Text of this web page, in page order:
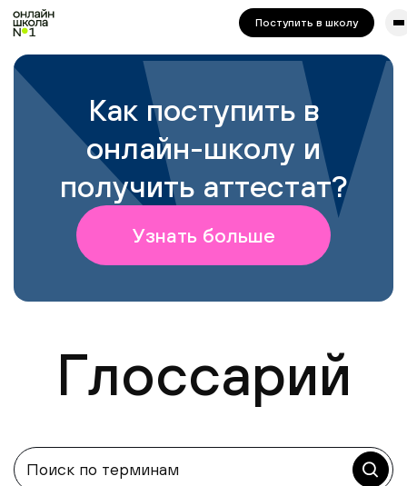
Для корректной работы попробуйте отключить VPN.
Поступить в школу
Как поступить в
онлайн-школу и
получить аттестат?
Узнать больше
Глоссарий